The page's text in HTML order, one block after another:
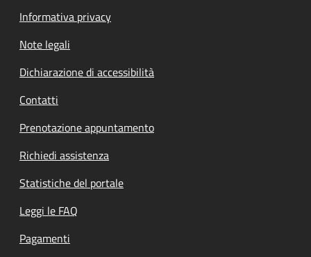
Informativa privacy
Note legali
Dichiarazione di accessibilità
Contatti
Prenotazione appuntamento
Richiedi assistenza
Statistiche del portale
Leggi le FAQ
Pagamenti